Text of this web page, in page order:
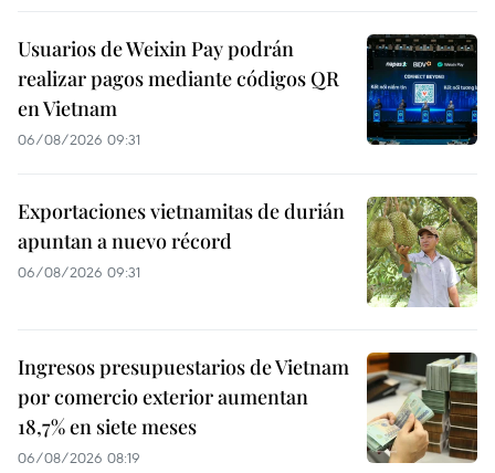
Usuarios de Weixin Pay podrán
realizar pagos mediante códigos QR
en Vietnam
06/08/2026 09:31
Exportaciones vietnamitas de durián
apuntan a nuevo récord
06/08/2026 09:31
Ingresos presupuestarios de Vietnam
por comercio exterior aumentan
18,7% en siete meses
06/08/2026 08:19